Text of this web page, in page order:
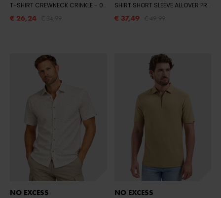
T-SHIRT CREWNECK CRINKLE - 039 SEABLUE
€ 26,24
SHIRT SHORT SLEEVE ALLOVER PRINTED
€ 37,49
NO EXCESS NO EXCESS